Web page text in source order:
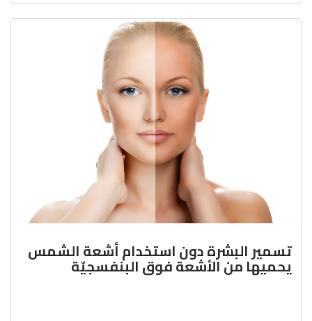
تسمير البشرة دون استخدام أشعة الشمس
يحميها من الأشعة فوق البنفسجيّة